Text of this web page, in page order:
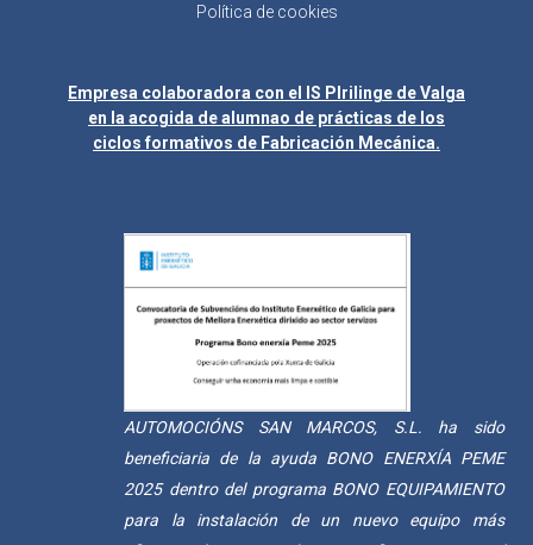
Política de cookies
Empresa colaboradora con el IS Plrilinge de Valga
en la acogida de alumnao de prácticas de los
ciclos formativos de Fabricación Mecánica.
AUTOMOCIÓNS SAN MARCOS, S.L. ha sido
beneficiaria de la ayuda BONO ENERXÍA PEME
2025 dentro del programa BONO EQUIPAMIENTO
para la instalación de un nuevo equipo más